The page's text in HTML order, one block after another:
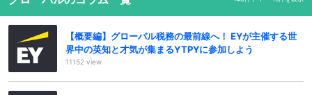
【概要編】グローバル税務の最前線へ！ EYが主催する世
界中の英知と才気が集まるYTPYに参加しよう
11152 view